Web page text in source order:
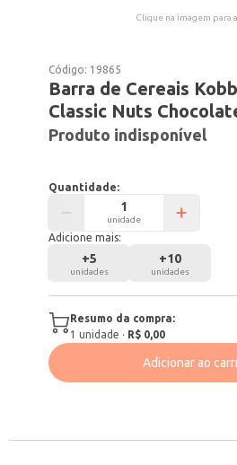
Clique na imagem para
Código: 19865
Barra de Cereais
Classic Nuts
Produto indisponível
Quantidade:
unidade
Adicione mais:
+5
unidades
+10
unidades
Resumo da compra:
1 unidade · R$ 0,00
Adicionar ao